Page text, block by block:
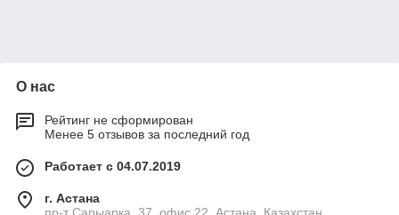
О нас
Рейтинг не сформирован
Менее 5 отзывов за последний год
Работает с 04.07.2019
г. Астана